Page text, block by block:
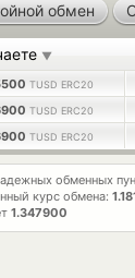
обмен
▼
TUSD ERC20
TUSD ERC20
TUSD ERC20
обменных
курс обмена:
1.347900